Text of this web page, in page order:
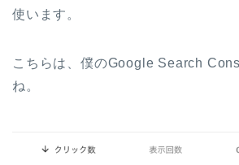
使います。
こちらは、僕のGoogle Search
ね。